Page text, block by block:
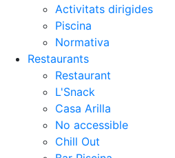
Activitats dirigides
Piscina
Normativa
Restaurants
Restaurant
L'Snack
Casa Arilla
No accessible
Chill Out